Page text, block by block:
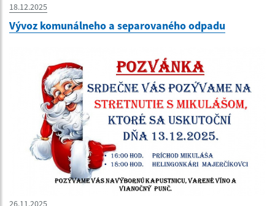
18.12.2025
Vývoz komunálneho a separovaného odpadu